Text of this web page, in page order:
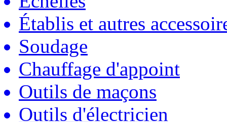
Établis et autres
Soudage
Chauffage d'appoint
Outils de maçons
Outils d'électricien